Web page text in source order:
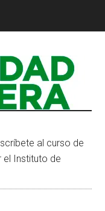
al curso de
el Instituto de